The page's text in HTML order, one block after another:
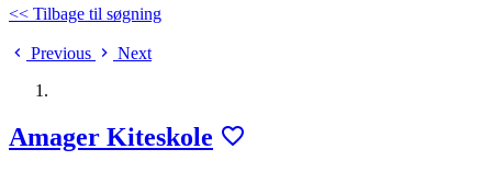
<< Tilbage til søgning
Previous Next
Amager Kiteskole